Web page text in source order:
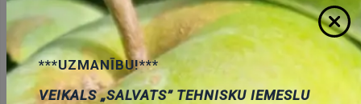
grozam
***UZMANĪBU!***
VEIKALS „SALVATS” TEHNISKU IEMESLU